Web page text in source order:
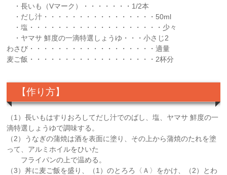
・長いも（Vマーク）・・・・・・・1/2本
・だし汁・・・・・・・・・・・・・・・・50ml
・塩・・・・・・・・・・・・・・・・・・・少々
・ヤマサ 鮮度の一滴特選しょうゆ・・・小さじ2
わさび・・・・・・・・・・・・・・・・・・適量
麦ご飯・・・・・・・・・・・・・・・・・・2杯分
【作り方】
（1）長いもはすりおろしてだし汁でのばし、塩、ヤマサ 鮮度の一
滴特選しょうゆで調味する。
（2）うなぎの蒲焼は酒を表面に塗り、その上から蒲焼のたれを塗
って、アルミホイルをひいた
フライパンの上で温める。
（3）丼に麦ご飯を盛り、（1）のとろろ〈Ａ〉をかけ、（2）とわ